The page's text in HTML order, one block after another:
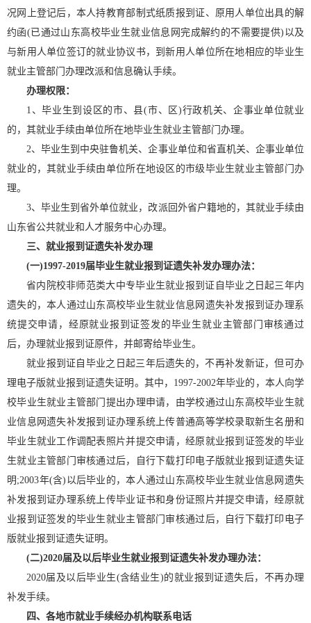
况网上登记后，本人持教育部制式纸质报到证、原用人单位出具的解
约函(已通过山东高校毕业生就业信息网完成解约的不需要提供)以及
与新用人单位签订的就业协议书，到新用人单位所在地相应的毕业生
就业主管部门办理改派和信息确认手续。
办理权限：
1、毕业生到设区的市、县(市、区)行政机关、企事业单位就业
的，其就业手续由单位所在地毕业生就业主管部门办理。
2、毕业生到中央驻鲁机关、企事业单位和省直机关、企事业单位
就业的，其就业手续由单位所在地设区的市级毕业生就业主管部门办
理。
3、毕业生到省外单位就业，改派回外省户籍地的，其就业手续由
山东省公共就业和人才服务中心办理。
三、就业报到证遗失补发办理
(一)1997-2019届毕业生就业报到证遗失补发办理办法：
省内院校非师范类大中专毕业生就业报到证自毕业之日起三年内
遗失的，本人通过山东高校毕业生就业信息网遗失补发报到证办理系
统提交申请，经原就业报到证签发的毕业生就业主管部门审核通过
后，办理就业报到证原件，并邮寄给毕业生。
就业报到证自毕业之日起三年后遗失的，不再补发新证，但可办
理电子版就业报到证遗失证明。其中，1997-2002年毕业的，本人向学
校毕业生就业主管部门提出办理申请，由学校通过山东高校毕业生就
业信息网遗失补发报到证办理系统上传普通高等学校录取新生名册和
毕业生就业工作调配表照片并提交申请，经原就业报到证签发的毕业
生就业主管部门审核通过后，自行下载打印电子版就业报到证遗失证
明;2003年(含)以后毕业的，本人通过山东高校毕业生就业信息网遗失
补发报到证办理系统上传毕业证书和身份证照片并提交申请，经原就
业报到证签发的毕业生就业主管部门审核通过后，自行下载打印电子
版就业报到证遗失证明。
(二)2020届及以后毕业生就业报到证遗失补发办理办法：
2020届及以后毕业生(含结业生)的就业报到证遗失后，不再办理
补发手续。
四、各地市就业手续经办机构联系电话